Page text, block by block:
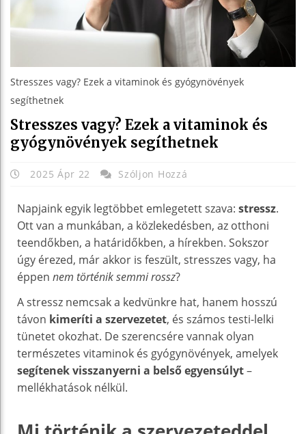
Stresszes vagy? Ezek a vitaminok és gyógynövények
segíthetnek
Stresszes vagy? Ezek a vitaminok és
gyógynövények segíthetnek
2025 Ápr 22 Szóljon Hozzá
Napjaink egyik legtöbbet emlegetett szava: stressz.
Ott van a munkában, a közlekedésben, az otthoni
teendőkben, a határidőkben, a hírekben. Sokszor
úgy érezed, már akkor is feszült, stresszes vagy, ha
éppen nem történik semmi rossz?
A stressz nemcsak a kedvünkre hat, hanem hosszú
távon kimeríti a szervezetet, és számos testi-lelki
tünetet okozhat. De szerencsére vannak olyan
természetes vitaminok és gyógynövények, amelyek
segítenek visszanyerni a belső egyensúlyt–
mellékhatások nélkül.